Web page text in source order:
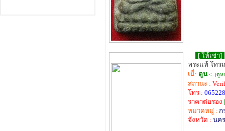
[ ให้เช่า]
พระแท้ โทร
: ตูน <--(ดูห
สถานะ :
โทร :
ราคาต่อรอง
หมวดหมู่ : ก
จังหวัด : นค